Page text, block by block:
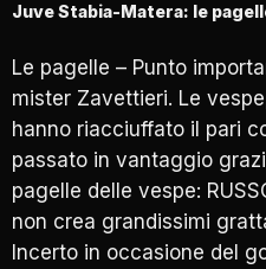
Juve Stabia-Matera: le
Le pagelle – Punto
mister Zavettieri. Le
hanno riacciuffato il pari
passato in vantaggio
pagelle delle vespe:
non crea grandissimi
Incerto in occasione del